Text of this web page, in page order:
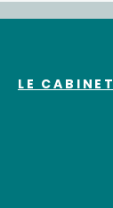
LE CABINET